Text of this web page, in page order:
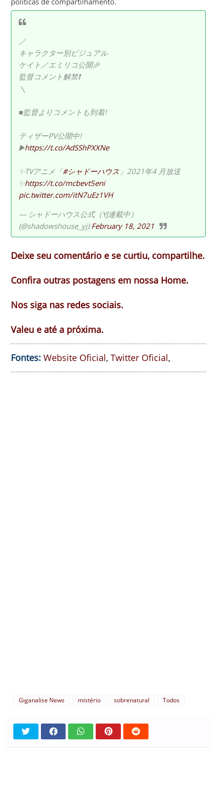
／
キャラクター別ビジュアル
ケイト／エミリコ公開🎉
監督コメント解禁❗️
＼
■監督よりコメントも到着!
ティザーPV公開中!
▶️https://t.co/AdSShPXXNe
✨TVアニメ「#シャドーハウス 」2021年4 月放送
✨https://t.co/mcbevt5eni
pic.twitter.com/itN7uEz1VH
— シャドーハウス公式（YJ連載中）
(@shadowshouse_yj)February 18, 2021
Deixe seu comentário e se curtiu, compartilhe.
Confira outras postagens em nossa Home.
Nos siga nas redes sociais.
Valeu e até a próxima.
Fontes: Website Oficial, Twitter Oficial,
Giganalise News mistério sobrenatural Todos